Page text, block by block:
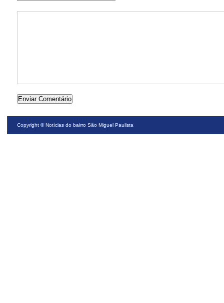
Copyright ©Notícias do bairro São Miguel Paulista